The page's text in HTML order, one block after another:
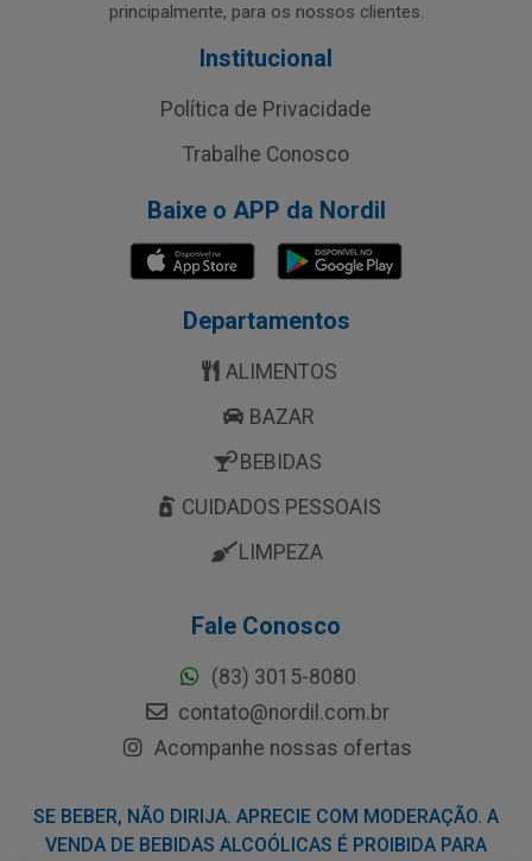
principalmente, para os nossos clientes.
Institucional
Política de Privacidade
Trabalhe Conosco
Baixe o APP da Nordil
Departamentos
ALIMENTOS
BAZAR
BEBIDAS
CUIDADOS PESSOAIS
LIMPEZA
Fale Conosco
(83) 3015-8080
contato@nordil.com.br
Acompanhe nossas ofertas
SE BEBER, NÃO DIRIJA. APRECIE COM MODERAÇÃO. A
VENDA DE BEBIDAS ALCOÓLICAS É PROIBIDA PARA